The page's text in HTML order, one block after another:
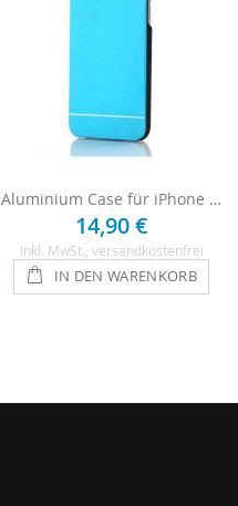
Aluminium Case für iPhone 6 Plus / 6s Plus - Hellblau
14,90 €
Inkl. MwSt. , versandkostenfrei
IN DEN WARENKORB